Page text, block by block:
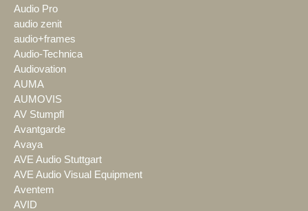
Audio Pro
audio zenit
audio+frames
Audio-Technica
Audiovation
AUMA
AUMOVIS
AV Stumpfl
Avantgarde
Avaya
AVE Audio Stuttgart
AVE Audio Visual Equipment
Aventem
AVID